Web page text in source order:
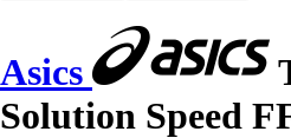
Asics
Solution Speed